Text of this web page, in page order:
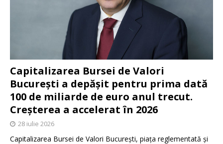
Capitalizarea Bursei de Valori
București a depășit pentru prima dată
100 de miliarde de euro anul trecut.
Creșterea a accelerat în 2026
28 iulie 2026
Capitalizarea Bursei de Valori București, piața reglementată și